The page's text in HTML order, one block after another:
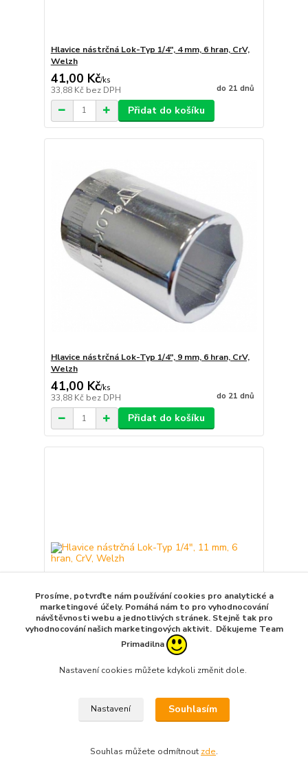
Hlavice nástrčná Lok-Typ 1/4", 4 mm, 6 hran, CrV,
Welzh
41,00 Kč/ks
33,88 Kč bez DPH do 21 dnů
Přidat do košíku
Hlavice nástrčná Lok-Typ 1/4", 9 mm, 6 hran, CrV,
Welzh
41,00 Kč/ks
33,88 Kč bez DPH do 21 dnů
Přidat do košíku
Hlavice nástrčná Lok-Typ 1/4", 11 mm, 6 hran, CrV,
bez DPH
Přidat do košíku
Prosíme, potvrďte nám používání cookies pro analytické a
marketingové účely. Pomáhá nám to pro vyhodnocování
návštěvnosti webu a jednotlivých stránek. Stejně tak pro
vyhodnocování našich marketingových aktivit. Děkujeme Team
Primadilna
Nastavení cookies můžete kdykoli změnit dole.
Nastavení Souhlasím
Souhlas můžete odmítnout zde.